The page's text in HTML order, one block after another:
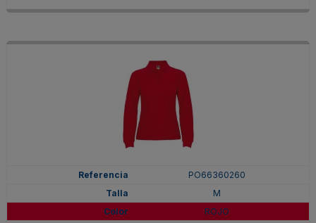
PO66360260
M
ROJO